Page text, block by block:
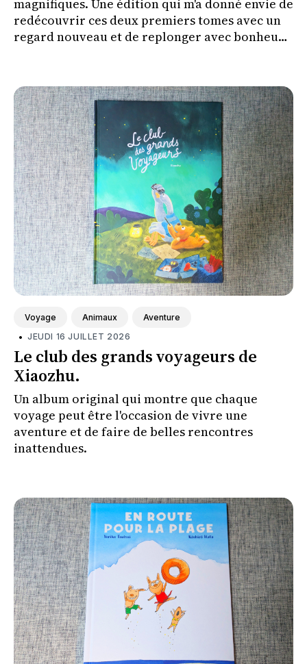
magnifiques. Une édition qui m'a donné envie de
redécouvrir ces deux premiers tomes avec un
regard nouveau et de replonger avec bonheur
Voyage Animaux Aventure
• JEUDI 16 JUILLET 2026
Le club des grands voyageurs de
Xiaozhu.
Un album original qui montre que chaque
voyage peut être l'occasion de vivre une
aventure et de faire de belles rencontres
inattendues.